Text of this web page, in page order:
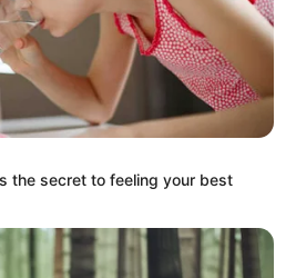
peticiones a Coosalud
Ortega
the secret to feeling your best